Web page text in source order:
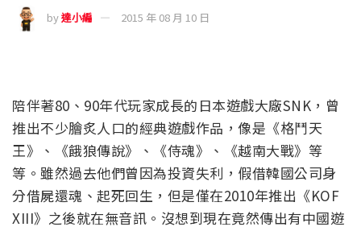
by達小編 2015 年 08 月 10 日
陪伴著80、90年代玩家成長的日本遊戲大廠SNK，曾
推出不少膾炙人口的經典遊戲作品，像是《格鬥天
王》、《餓狼傳說》、《侍魂》、《越南大戰》等
等。雖然過去他們曾因為投資失利，假借韓國公司身
分借屍還魂、起死回生，但是僅在2010年推出《KOF
XIII》之後就在無音訊。沒想到現在竟然傳出有中國遊